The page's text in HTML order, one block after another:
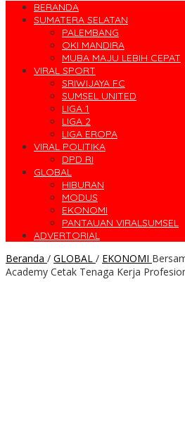
BERANDA
SUMATERA SELATAN
PALEMBANG
OKI MANDIRA
MUBA MAJU LEBIH CEPAT
VIRAL SPORT
SRIWIJAYA FC
SUMSEL UNITED
LIGA 1
LIGA 2
LIGA EROPA
VIRAL POLITIKA
DPD RI
GLOBAL
HIBURAN
MODUS
EKONOMI
PANTAUAN VIRALSUMSEL
ADVERTORIAL
Beranda / GLOBAL / EKONOMI
Academy Cetak Tenaga Kerja